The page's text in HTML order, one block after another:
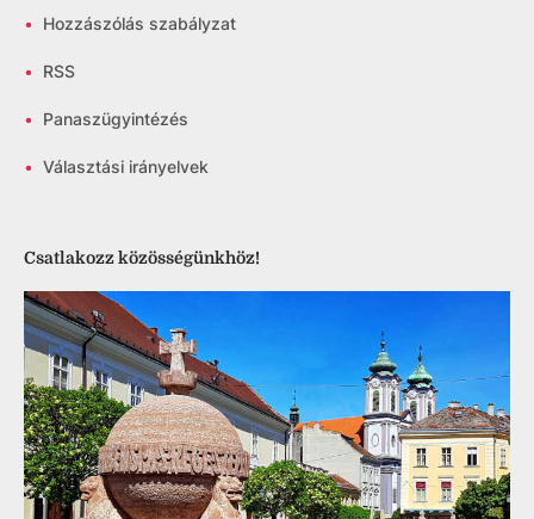
• Hozzászólás szabályzat
• RSS
• Panaszügyintézés
• Választási irányelvek
Csatlakozz közösségünkhöz!